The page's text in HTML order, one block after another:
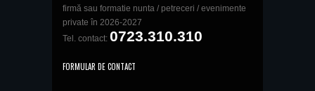
firmă sau formatie nunta / petreceri / evenimente
private în 2026-2027
Tel. contact: 0723.310.310
FORMULAR DE CONTACT